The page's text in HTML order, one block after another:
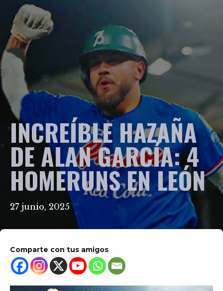
INCREÍBLE HAZAÑA
DE ALAN GARCÍA: 4
HOMERUNS EN LEÓN
27 junio, 2025
Comparte con tus amigos